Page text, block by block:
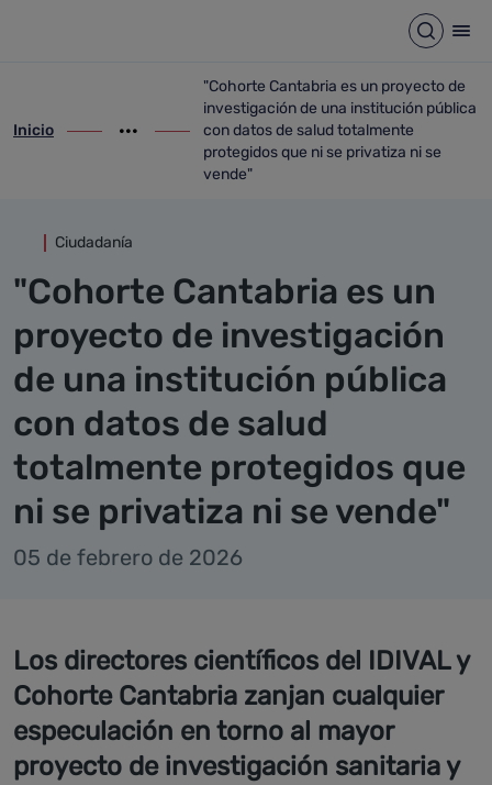
Abrir
ir-a inicio
Inicio
Mostrar opciones del camino de migas
ir-a "Cohorte Cantabria es un
"Cohorte Cantabria es un proyecto de
investigación de una institución pública
con datos de salud totalmente
protegidos que ni se privatiza ni se
vende"
Ciudadanía
"Cohorte Cantabria es un
proyecto de investigación
de una institución pública
con datos de salud
totalmente protegidos que
ni se privatiza ni se vende"
05 de febrero de 2026
Los directores científicos del IDIVAL y
Cohorte Cantabria zanjan cualquier
especulación en torno al mayor
proyecto de investigación sanitaria y